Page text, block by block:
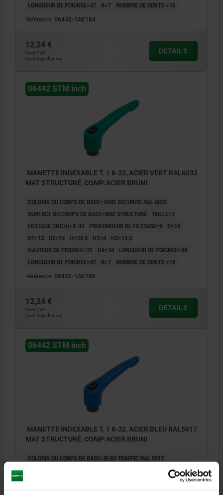
LONGUEUR DE POIGNÉE=47
B=7 NOMBRE DE DENTS =16
Référence: 06442-1AE184
12,24 €
hors TVA
hors frais d’envoi
DÉTAILS
06442 STM inch
MANETTE INDEXABLE T. 1 8-32, ACIER VERT RAL6032
MAT STRUCTURÉ, COMP:ACIER BRUNI
COLORIS DU CORPS DE BASE=VERT SÉCURITÉ RAL 6032
SURFACE DU CORPS DE BASE=MAT STRUCTURÉ TAILLE=1
FILETAGE (INCH)=8-32
PROFONDEUR DE FILETAGE=9
D=10
D1=13
D2=14 H=24,5 H1=4
H2=14,5
HAUTEUR DE POIGNÉE=31
H4=34
LONGUEUR DE POIGNÉE=40
LONGUEUR DE POIGNÉE=47
B=7 NOMBRE DE DENTS =16
Référence: 06442-1AE185
12,24 €
hors TVA
hors frais d’envoi
DÉTAILS
06442 STM inch
MANETTE INDEXABLE T. 1 8-32, ACIER BLEU RAL5017
MAT STRUCTURÉ, COMP:ACIER BRUNI
COLORIS DU CORPS DE BASE=BLEU TRAFFIC RAL 5017
TAILLE=1
D=10